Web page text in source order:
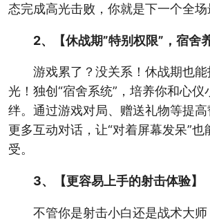
态完成高光击败，你就是下一个全场
2、【休战期”特别权限”，宿舍
游戏累了？没关系！休战期也
光！独创“宿舍系统”，培养你和心仪
绊。通过游戏对局、赠送礼物等提
更多互动对话，让“对着屏幕发呆”也
受。
3、【更容易上手的射击体验】
不管你是射击小白还是战术大